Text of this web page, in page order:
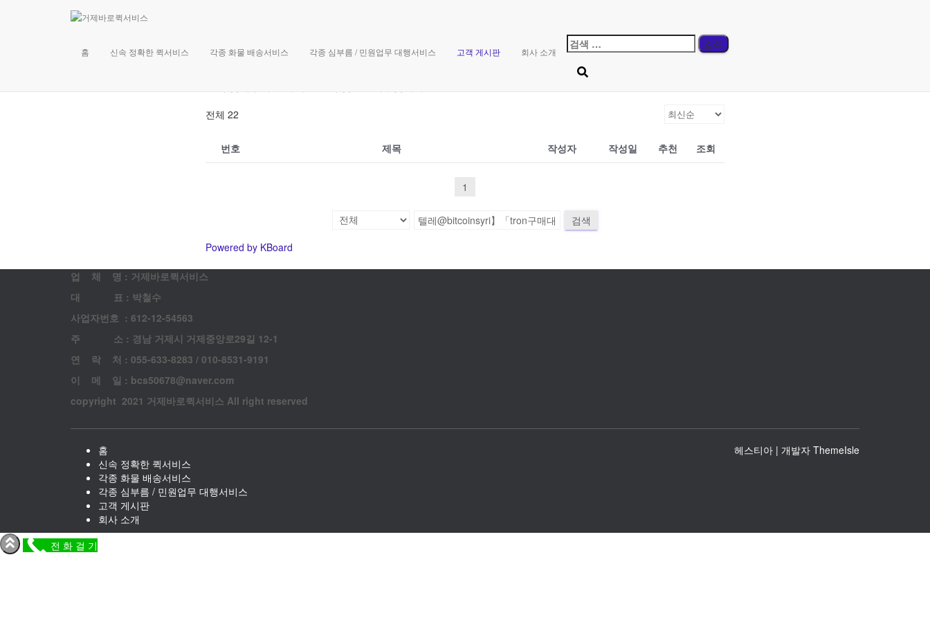
홈 신속 정확한 퀵서비스 각종 화물 배송서비스 각종 심부름 / 민원업무 대행서비스 고객 게시판 회사 소개
검
색:
전체 22
번호 제목 작성자 작성일 추천 조회
1
검색
Powered by KBoard
업 체 명 : 거제바로퀵서비스
대 표 : 박철수
사업자번호 : 612-12-54563
주 소 : 경남 거제시 거제중앙로29길 12-1
연 락 처 : 055-633-8283 / 010-8531-9191
이 메 일 : bcs50678@naver.com
copyright 2021 거제바로퀵서비스 All right reserved
홈
신속 정확한 퀵서비스
각종 화물 배송서비스
각종 심부름 / 민원업무 대행서비스
고객 게시판
회사 소개
헤스티아 | 개발자 ThemeIsle
전 화 걸 기